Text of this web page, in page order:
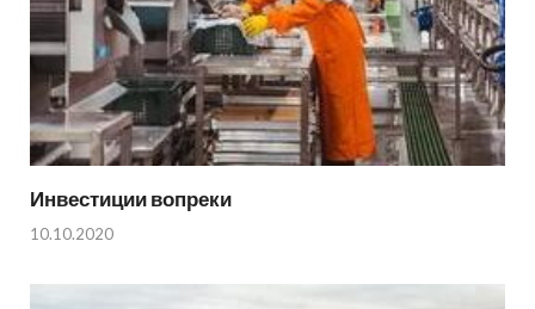
Инвестиции вопреки
10.10.2020